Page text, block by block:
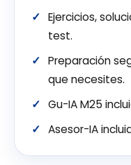
Ejercicios,
test.
Preparación
que necesites.
Gu-IA M25
Asesor-IA